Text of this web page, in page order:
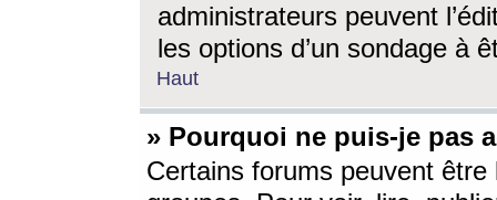
administrateurs peuvent
les options d’un sondage à
Haut
» Pourquoi ne puis-je pas
Certains forums peuvent être